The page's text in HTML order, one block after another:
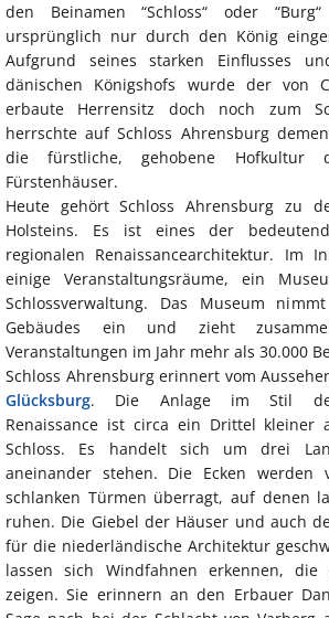
den Beinamen “Schloss“ oder
ursprünglich nur durch den König
Aufgrund seines starken Einflusses
dänischen Königshofs wurde der von
erbaute Herrensitz doch noch zum
herrschte auf Schloss Ahrensburg
die fürstliche, gehobene Hofkultur
Fürstenhäuser.
Heute gehört Schloss Ahrensburg zu
Holsteins. Es ist eines der
regionalen Renaissancearchitektur. Im
einige Veranstaltungsräume, ein
Schlossverwaltung. Das Museum
Gebäudes ein und zieht
Veranstaltungen im Jahr mehr als 30.000
Schloss Ahrensburg erinnert vom
Glücksburg. Die Anlage im Stil der
Renaissance ist circa ein Drittel kleiner
Schloss. Es handelt sich um drei
aneinander stehen. Die Ecken werden
schlanken Türmen überragt, auf denen
ruhen. Die Giebel der Häuser und auch
für die niederländische Architektur
lassen sich Windfahnen erkennen,
zeigen. Sie erinnern an den Erbauer